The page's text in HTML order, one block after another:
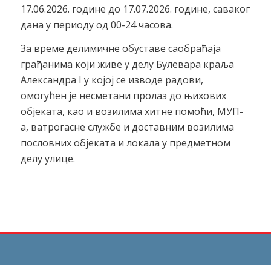
17.06.2026. године до 17.07.2026. године, саваког
дана у периоду од 00-24 часова.
За време делимичне обуставе саобраћаја
грађанима који живе у делу Булевара краља
Александра I у којој се изводе радови,
омогућен је несметани пролаз до њихових
објеката, као и возилима хитне помоћи, МУП-
а, ватрогасне службе и доставним возилима
пословних објеката и локала у предметном
делу улице.